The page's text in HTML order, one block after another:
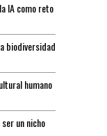
IA como reto
biodiversidad
humano
un nicho